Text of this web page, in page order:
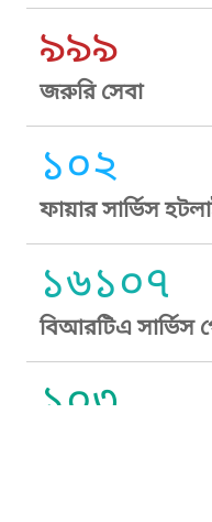
৯৯৯
জরুরি সেবা
১০২
ফায়ার সার্ভিস
১৬১০৭
বিআরটিএ সার্ভিস
১০৩